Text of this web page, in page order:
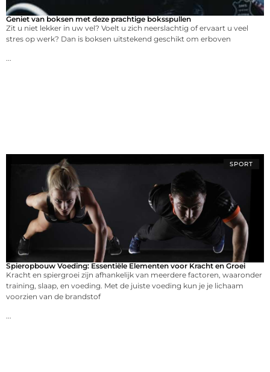
Geniet van boksen met deze prachtige boksspullen
Zit u niet lekker in uw vel? Voelt u zich neerslachtig of ervaart u veel
stres op werk? Dan is boksen uitstekend geschikt om erboven
...
SPORT
Spieropbouw Voeding: Essentiële Elementen voor Kracht en Groei
Kracht en spiergroei zijn afhankelijk van meerdere factoren, waaronder
training, slaap, en voeding. Met de juiste voeding kun je je lichaam
voorzien van de brandstof
...